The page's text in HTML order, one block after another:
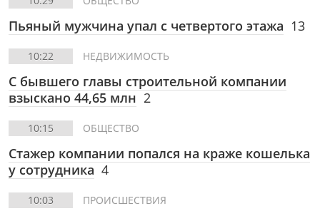
Пьяный мужчина упал с четвертого этажа 13
10:22 НЕДВИЖИМОСТЬ
С бывшего главы строительной компании
взыскано 44,65 млн 2
10:15 ОБЩЕСТВО
Стажер компании попался на краже кошелька
у сотрудника 4
10:03 ПРОИСШЕСТВИЯ